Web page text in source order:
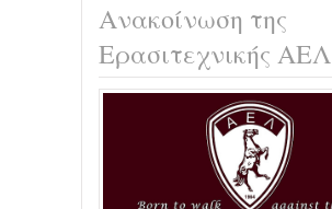
Ανακοίνωση της
Ερασιτεχνικής ΑΕΛ